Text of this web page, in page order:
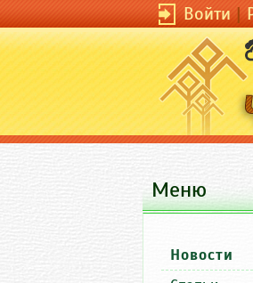
Войти|
Меню
Новости